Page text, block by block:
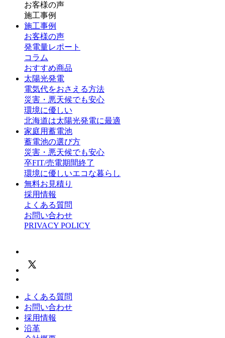
お客様の声
施工事例
施工事例
お客様の声
発電量レポート
コラム
おすすめ商品
太陽光発電
電気代をおさえる方法
災害・悪天候でも安心
環境に優しい
北海道は太陽光発電に最適
家庭用蓄電池
蓄電池の選び方
災害・悪天候でも安心
卒FIT/売電期間終了
環境に優しいエコな暮らし
無料お見積り
採用情報
よくある質問
お問い合わせ
PRIVACY POLICY
よくある質問
お問い合わせ
採用情報
沿革